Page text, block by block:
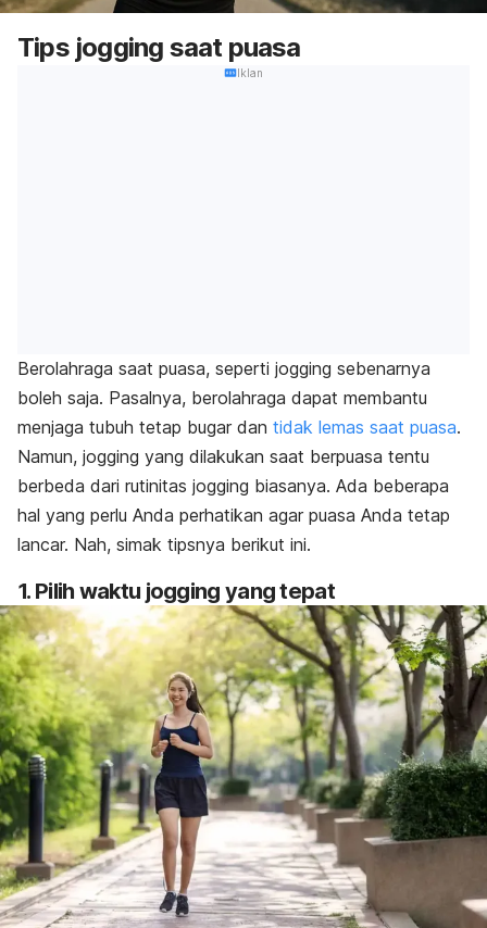
Tips jogging saat puasa
Iklan
Berolahraga saat puasa, seperti jogging sebenarnya
boleh saja. Pasalnya, berolahraga dapat membantu
menjaga tubuh tetap bugar dan tidak lemas saat puasa.
Namun, jogging yang dilakukan saat berpuasa tentu
berbeda dari rutinitas jogging biasanya. Ada beberapa
hal yang perlu Anda perhatikan agar puasa Anda tetap
lancar. Nah, simak tipsnya berikut ini.
1. Pilih waktu jogging yang tepat